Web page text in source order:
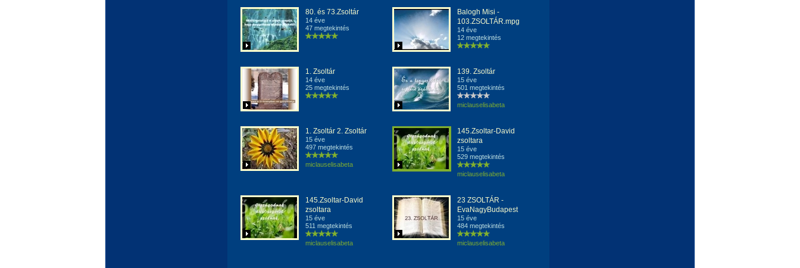
80. és 73.Zsoltár
14 éve
47 megtekintés
Balogh Misi -
103.ZSOLTÁR.mpg
14 éve
12 megtekintés
1. Zsoltár
14 éve
25 megtekintés
139. Zsoltár
15 éve
501 megtekintés
miclauselisabeta
1. Zsoltár 2. Zsoltár
15 éve
497 megtekintés
miclauselisabeta
145.Zsoltar-David
zsoltara
15 éve
529 megtekintés
miclauselisabeta
145.Zsoltar-David
zsoltara
15 éve
511 megtekintés
miclauselisabeta
23 ZSOLTÁR -
EvaNagyBudapest
15 éve
484 megtekintés
miclauselisabeta